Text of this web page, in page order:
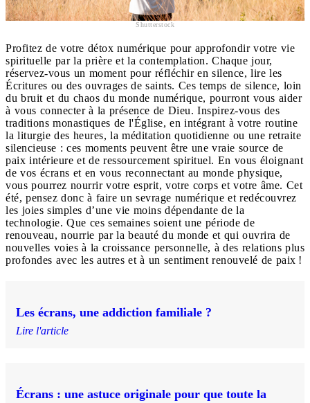
Shutterstock
Profitez de votre détox numérique pour approfondir votre vie
spirituelle par la prière et la contemplation. Chaque jour,
réservez-vous un moment pour réfléchir en silence, lire les
Écritures ou des ouvrages de saints. Ces temps de silence, loin
du bruit et du chaos du monde numérique, pourront vous aider
à vous connecter à la présence de Dieu. Inspirez-vous des
traditions monastiques de l'Église, en intégrant à votre routine
la liturgie des heures, la méditation quotidienne ou une retraite
silencieuse : ces moments peuvent être une vraie source de
paix intérieure et de ressourcement spirituel. En vous éloignant
de vos écrans et en vous reconnectant au monde physique,
vous pourrez nourrir votre esprit, votre corps et votre âme. Cet
été, pensez donc à faire un sevrage numérique et redécouvrez
les joies simples d’une vie moins dépendante de la
technologie. Que ces semaines soient une période de
renouveau, nourrie par la beauté du monde et qui ouvrira de
nouvelles voies à la croissance personnelle, à des relations plus
profondes avec les autres et à un sentiment renouvelé de paix !
Les écrans, une addiction familiale ?
Lire l'article
Écrans : une astuce originale pour que toute la